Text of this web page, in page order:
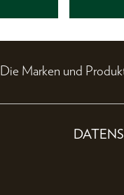
Die Marken und